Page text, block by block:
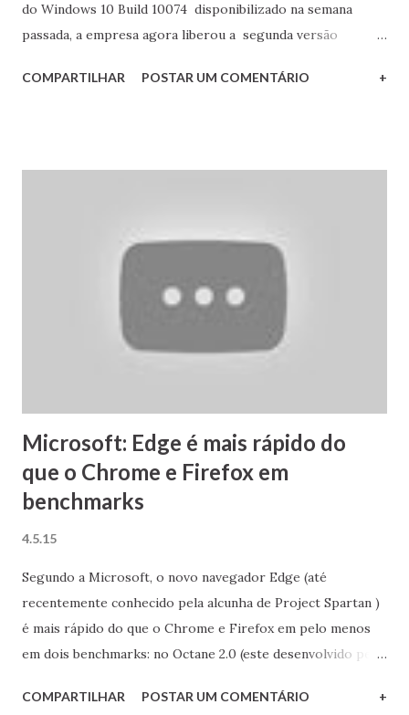
do Windows 10 Build 10074 disponibilizado na semana
passada, a empresa agora liberou a segunda versão
será Windows Server 2016. A sua maior novidade é o modo
Promovendo uma forte integração com o OneDrive, o
serviço de armazenamento de arquivos da Microsoft, esta
versão do Office permitirá inclusive a edição direta de
documentos on-line e em tempo real, similar ao Google
Drive - o Outlook 2016 por padrão também salvará os
sobre esta versão d...
COMPARTILHAR POSTAR UM COMENTÁRIO +
Microsoft: Edge é mais rápido do
que o Chrome e Firefox em
benchmarks
4.5.15
Segundo a Microsoft, o novo navegador Edge (até
recentemente conhecido pela alcunha de Project Spartan )
é mais rápido do que o Chrome e Firefox em pelo menos
em dois benchmarks: no Octane 2.0 (este desenvolvido pelo
performance do motor JavaScript dos navegadores.
COMPARTILHAR POSTAR UM COMENTÁRIO +